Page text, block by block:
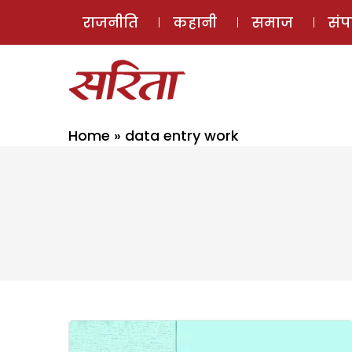
राजनीति कहानी समाज
Home » data entry work